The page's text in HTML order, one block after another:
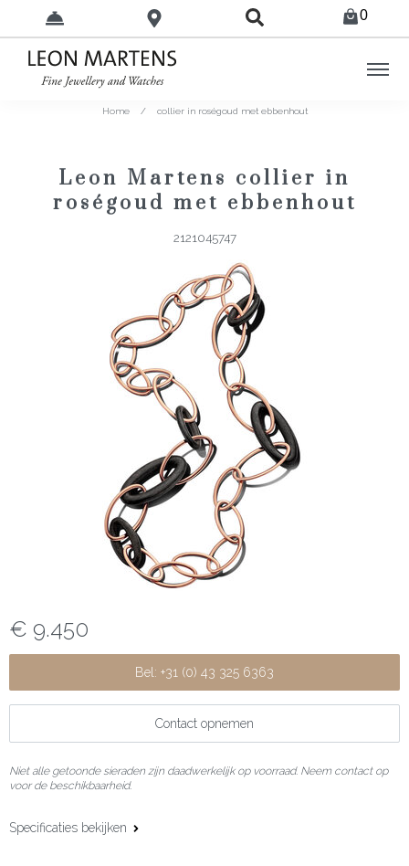
0
Home / collier in roségoud met ebbenhout
Leon Martens collier in
roségoud met ebbenhout
2121045747
€ 9.450
Bel: +31 (0) 43 325 6363
Contact opnemen
Niet alle getoonde sieraden zijn daadwerkelijk op voorraad. Neem contact op
voor de beschikbaarheid.
Specificaties bekijken